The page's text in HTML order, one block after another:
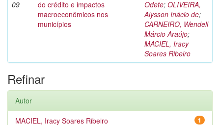
09
do crédito e impactos
macroeconômicos nos
municípios
Odete; OLIVEIRA,
Alysson Inácio de;
CARNEIRO, Wendell
Márcio Araújo;
MACIEL, Iracy
Soares Ribeiro
Refinar
Autor
1
MACIEL, Iracy Soares Ribeiro